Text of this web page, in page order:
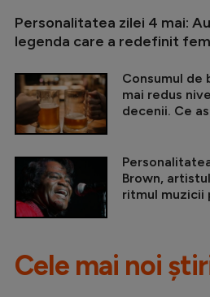
Personalitatea zilei 4 mai:
legenda care a redefinit
Consumul de
mai redus
decenii. Ce
Brown,
ritmul muzicii
Cele mai noi